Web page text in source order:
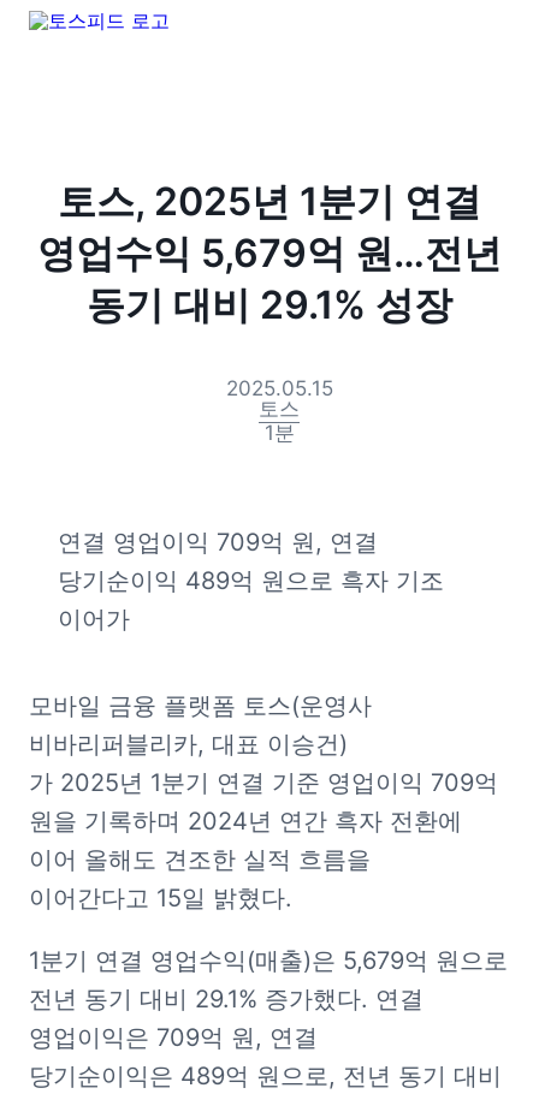
토스, 2025년 1분기 연결
영업수익 5,679억 원…전년
동기 대비 29.1% 성장
2025.05.15
토스
1분
연결 영업이익 709억 원, 연결
당기순이익 489억 원으로 흑자 기조
이어가
모바일 금융 플랫폼 토스(운영사
비바리퍼블리카, 대표 이승건)
가 2025년 1분기 연결 기준 영업이익 709억
원을 기록하며 2024년 연간 흑자 전환에
이어 올해도 견조한 실적 흐름을
이어간다고 15일 밝혔다.
1분기 연결 영업수익(매출)은 5,679억 원으로
전년 동기 대비 29.1% 증가했다. 연결
영업이익은 709억 원, 연결
당기순이익은 489억 원으로, 전년 동기 대비